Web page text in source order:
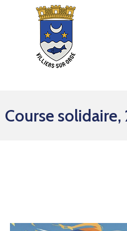
Mes
Course